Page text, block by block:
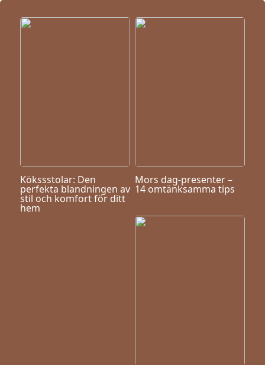
Kökssstolar: Den
perfekta blandningen av
stil och komfort för ditt
hem
Mors dag-presenter –
14 omtänksamma tips